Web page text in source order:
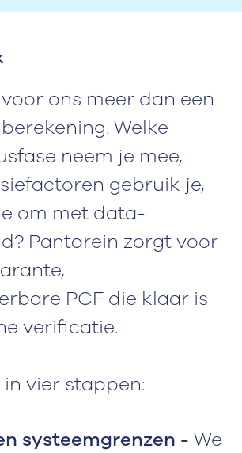
voor ons meer dan een
Welke
neem je mee,
gebruik je,
om met data-
Pantarein zorgt voor
PCF die klaar is
verificatie.
in vier stappen:
systeemgrenzen - We